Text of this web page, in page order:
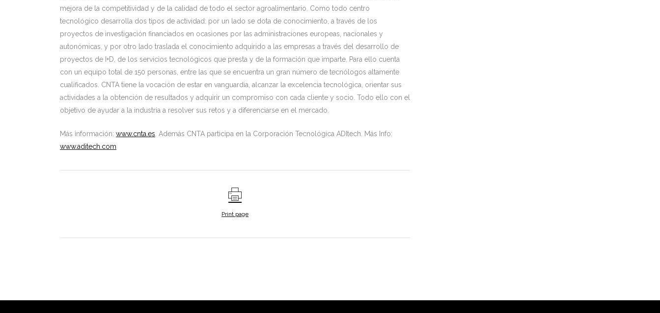
mejora de la competitividad y de la calidad de todo el sector agroalimentario. Como todo centro
tecnológico desarrolla dos tipos de actividad: por un lado se dota de conocimiento, a través de los
proyectos de investigación financiados en ocasiones por las administraciones europeas, nacionales y
autonómicas, y por otro lado traslada el conocimiento adquirido a las empresas a través del desarrollo de
proyectos de I+D, de los servicios tecnológicos que presta y de la formación que imparte. Para ello cuenta
con un equipo total de 150 personas, entre las que se encuentra un gran número de tecnólogos altamente
cualificados. CNTA tiene la vocación de estar en vanguardia, alcanzar la excelencia tecnológica, orientar sus
actividades a la obtención de resultados y adquirir un compromiso con cada cliente y socio. Todo ello con el
objetivo de ayudar a la industria a resolver sus retos y a diferenciarse en el mercado.
Más información: www.cnta.es . Además CNTA participa en la Corporación Tecnológica ADItech. Más Info:
www.aditech.com
Print page